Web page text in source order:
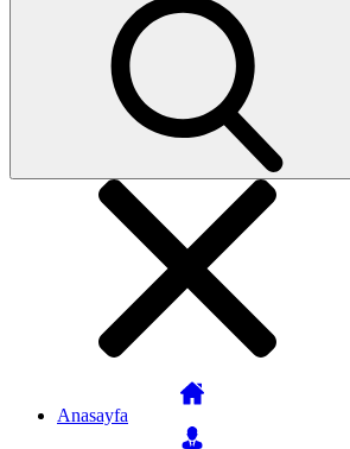
Anasayfa